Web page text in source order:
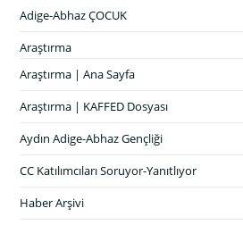
Adige-Abhaz ÇOCUK
Araştırma
Araştırma | Ana Sayfa
Araştırma | KAFFED Dosyası
Aydın Adige-Abhaz Gençliği
CC Katılımcıları Soruyor-Yanıtlıyor
Haber Arşivi